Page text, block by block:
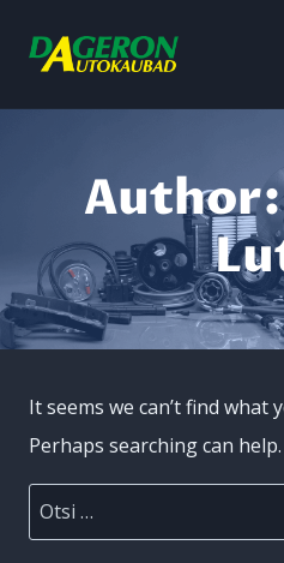
It seems we can’t find what
Perhaps searching can help.
Otsi: